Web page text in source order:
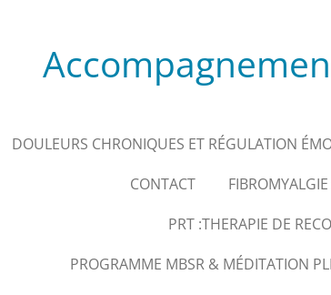
DOULEURS CHRONIQUES ET RÉGULATION
CONTACT
PRT :THERAPIE DE
PROGRAMME MBSR & MÉDITATION